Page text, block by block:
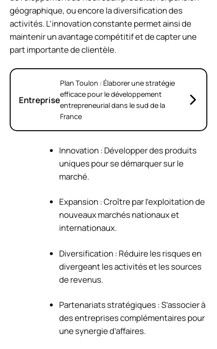
géographique, ou encore la diversification des
activités. L’innovation constante permet ainsi de
maintenir un avantage compétitif et de capter une
part importante de clientèle.
Entreprise
Plan Toulon : Élaborer une stratégie
efficace pour le développement
entrepreneurial dans le sud de la
France
Innovation : Développer des produits
uniques pour se démarquer sur le
marché.
Expansion : Croître par l’exploitation de
nouveaux marchés nationaux et
internationaux.
Diversification : Réduire les risques en
divergeant les activités et les sources
de revenus.
Partenariats stratégiques : S’associer à
des entreprises complémentaires pour
une synergie d’affaires.